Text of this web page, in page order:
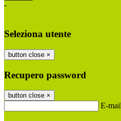
-
Seleziona utente
button close ×
Recupero password
button close ×
E-mail